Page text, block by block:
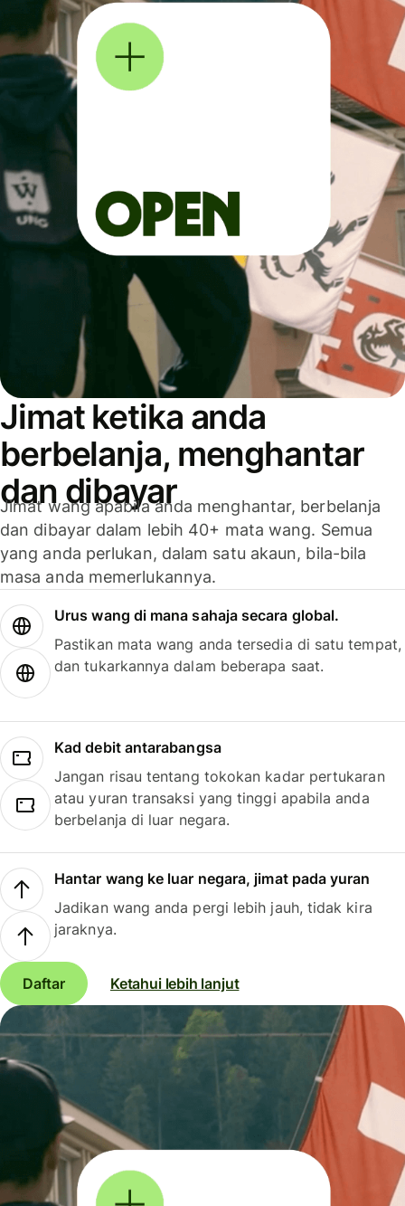
Jimat ketika anda
berbelanja, menghantar
dan dibayar
Jimat wang apabila anda menghantar, berbelanja
dan dibayar dalam lebih 40+ mata wang. Semua
yang anda perlukan, dalam satu akaun, bila-bila
masa anda memerlukannya.
Urus wang di mana sahaja secara global.
Pastikan mata wang anda tersedia di satu tempat,
dan tukarkannya dalam beberapa saat.
Kad debit antarabangsa
Jangan risau tentang tokokan kadar pertukaran
atau yuran transaksi yang tinggi apabila anda
berbelanja di luar negara.
Hantar wang ke luar negara, jimat pada yuran
Jadikan wang anda pergi lebih jauh, tidak kira
jaraknya.
Daftar Ketahui lebih lanjut